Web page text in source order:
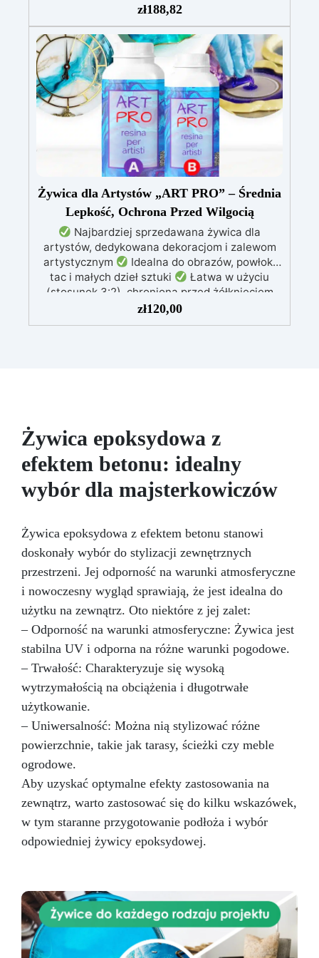
Odporna na zarysowania i
żółknięcie dzięki filtrom UV i wysokiej jakości
mechanicznej.
Niska lepkość, eliminująca
pęcherzyki powietrza i zapewniająca gładkie
wykończenie.
Bezpieczna i nietoksyczna,
wolna od BPA/VOC, certyfikowana do
długotrwałego kontaktu ze skórą.
zł188,82
Żywica dla Artystów „ART PRO” – Średnia
Lepkość, Ochrona Przed Wilgocią
Najbardziej sprzedawana żywica dla
artystów, dedykowana dekoracjom i zalewom
artystycznym
Idealna do obrazów, powłok,
tac i małych dzieł sztuki
Łatwa w użyciu
(stosunek 3:2), chroniona przed żółknięciem
dzięki specjalnym filtrom UV
nie kapie, utrzymując precyzyjne i czyste wzory
zł120,00
Żywica epoksydowa z
efektem betonu: idealny
wybór dla majsterkowiczów
Żywica epoksydowa z efektem betonu stanowi
doskonały wybór do stylizacji zewnętrznych
przestrzeni. Jej odporność na warunki atmosferyczne
i nowoczesny wygląd sprawiają, że jest idealna do
użytku na zewnątrz. Oto niektóre z jej zalet:
– Odporność na warunki atmosferyczne: Żywica jest
stabilna UV i odporna na różne warunki pogodowe.
– Trwałość: Charakteryzuje się wysoką
wytrzymałością na obciążenia i długotrwałe
użytkowanie.
– Uniwersalność: Można nią stylizować różne
powierzchnie, takie jak tarasy, ścieżki czy meble
ogrodowe.
Aby uzyskać optymalne efekty zastosowania na
zewnątrz, warto zastosować się do kilku wskazówek,
w tym staranne przygotowanie podłoża i wybór
odpowiedniej żywicy epoksydowej.